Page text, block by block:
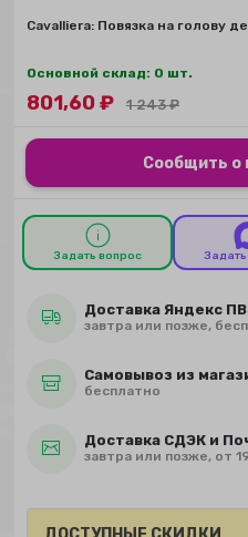
Сavalliera: Повязка на голову
Основной склад: 0 шт.
801,60₽ 1 243₽
Сообщить о
Задать вопрос
Доставка Яндекс
завтра или позже,
Самовывоз из
бесплатно
Доставка СДЭК и
завтра или позже, от